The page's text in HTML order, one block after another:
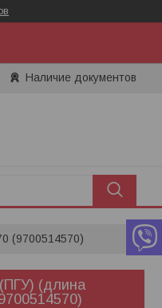
Наличие документов
(9700514570)
(длина